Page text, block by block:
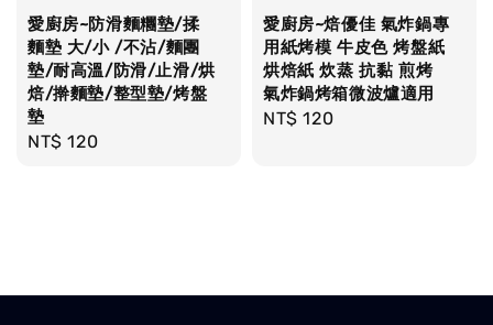
愛廚房~防滑麵糰墊/揉
麵墊 大/小 /不沾/麵團
墊/耐高溫/防滑/止滑/烘
焙/擀麵墊/整型墊/烤盤
墊
Regular
NT$ 120
愛廚房~焙優佳 氣炸鍋專
用紙烤模 牛皮色 烤盤紙
烘焙紙 炊蒸 抗黏 煎烤
氣炸鍋烤箱微波爐適用
Regular
NT$ 120